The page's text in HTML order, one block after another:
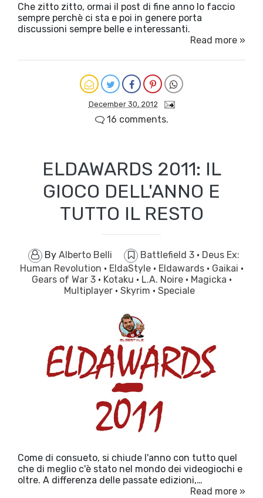
Che zitto zitto, ormai il post di fine anno lo faccio
sempre perchè ci sta e poi in genere porta
discussioni sempre belle e interessanti.
Read more »
December 30, 2012
16 comments.
ELDAWARDS 2011: IL
GIOCO DELL'ANNO E
TUTTO IL RESTO
By Alberto Belli Battlefield 3 · Deus Ex:
Human Revolution · EldaStyle · Eldawards · Gaikai ·
Gears of War 3 · Kotaku · L.A. Noire · Magicka ·
Multiplayer · Skyrim · Speciale
Come di consueto, si chiude l'anno con tutto quel
che di meglio c'è stato nel mondo dei videogiochi e
oltre. A differenza delle passate edizioni,…
Read more »